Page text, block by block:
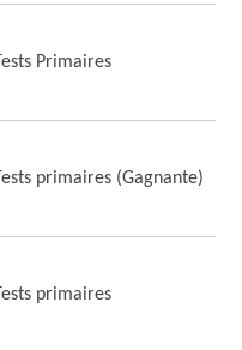
Tests Primaires
Tests primaires (Gagnante)
Tests primaires